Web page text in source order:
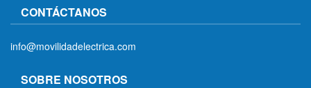
CONTÁCTANOS
info@movilidadelectrica.com
SOBRE NOSOTROS